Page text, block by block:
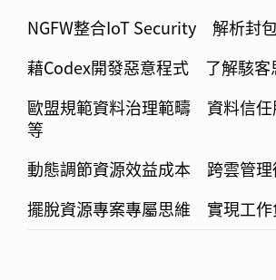
NGFW整合IoT Security 解析封
藉Codex開發惡意程式 了解駭客
歐盟規範資料治理範疇 資料信任
等
動態調節資源效益成本 跨雲管理
擺脫資源專案專屬思維 實現工作